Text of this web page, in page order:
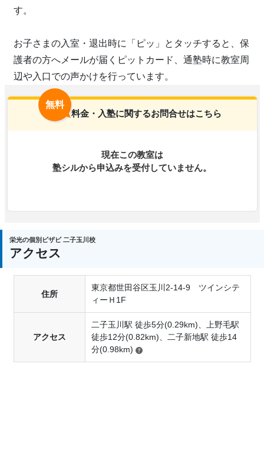
す。
お子さまの入室・退出時に「ピッ」とタッチすると、保
護者の方へメールが届くピットカード、通塾時に教室周
辺や入口での声かけを行っています。
無料
料金・入塾に関するお問合せはこちら
現在この教室は
塾シルから申込みを受付していません。
栄光の個別ビザビ 二子玉川校
アクセス
住所
東京都世田谷区玉川2-14-9 ツインシテ
ィーＨ1F
アクセス
二子玉川駅 徒歩5分(0.29km)、上野毛駅
徒歩12分(0.82km)、二子新地駅 徒歩14
分(0.98km)